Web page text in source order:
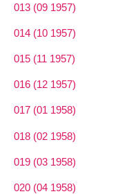
013 (09 1957)
014 (10 1957)
015 (11 1957)
016 (12 1957)
017 (01 1958)
018 (02 1958)
019 (03 1958)
020 (04 1958)